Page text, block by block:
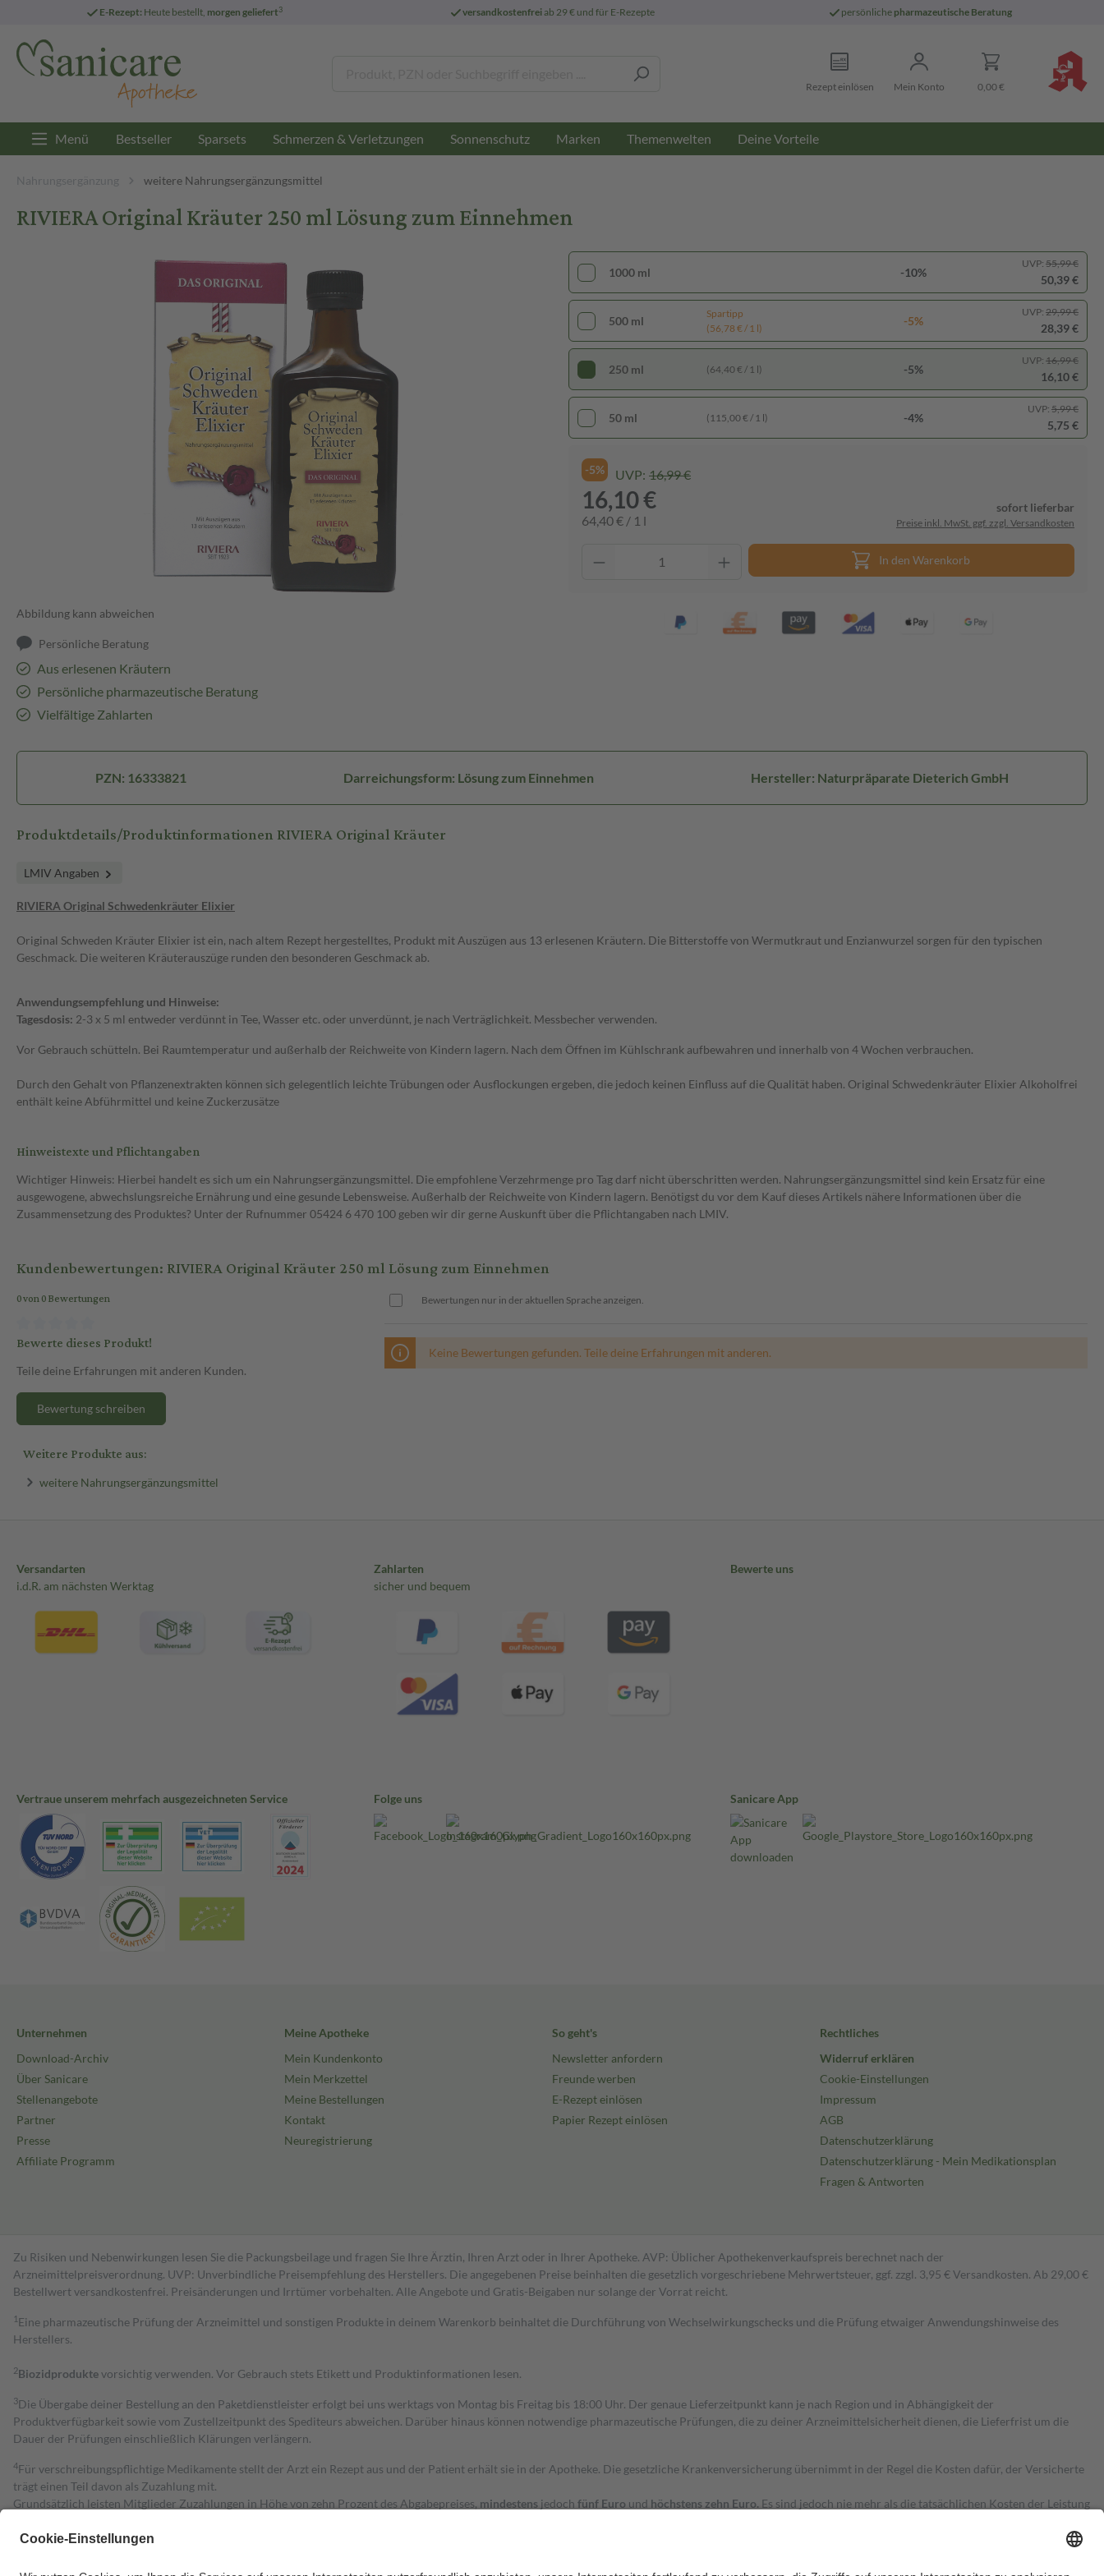
E-Rezept: Heute bestellt, morgen geliefert3 versandkostenfreiab 29 € und für E-Rezepte persönliche pharmazeutische Beratung
Rezept einlösen Mein Konto 0,00 €
Menü Bestseller Sparsets Schmerzen & Verletzungen Sonnenschutz Marken Themenwelten Deine Vorteile
Nahrungsergänzung weitere Nahrungsergänzungsmittel
RIVIERA Original Kräuter 250 ml Lösung zum Einnehmen
Abbildung kann abweichen
Persönliche Beratung
Aus erlesenen Kräutern
Persönliche pharmazeutische Beratung
Vielfältige Zahlarten
1000 ml -10%
UVP: 55,99 €
50,39 €
500 ml
Spartipp
(56,78 € / 1 l)
-5%
UVP: 29,99 €
28,39 €
250 ml (64,40 € / 1 l) -5%
UVP: 16,99 €
16,10 €
50 ml (115,00 € / 1 l) -4%
UVP: 5,99 €
5,75 €
-5% UVP: 16,99 €
16,10 €
64,40 € / 1 l
sofort lieferbar
Preise inkl. MwSt. ggf. zzgl. Versandkosten
In den Warenkorb
PZN: 16333821 Darreichungsform: Lösung zum Einnehmen Hersteller: Naturpräparate Dieterich GmbH
Produktdetails/Produktinformationen RIVIERA Original Kräuter
LMIV Angaben
RIVIERA Original Schwedenkräuter Elixier
Original Schweden Kräuter Elixier ist ein, nach altem Rezept hergestelltes, Produkt mit Auszügen aus 13 erlesenen Kräutern. Die Bitterstoffe von Wermutkraut und Enzianwurzel sorgen für den typischen
Geschmack. Die weiteren Kräuterauszüge runden den besonderen Geschmack ab.
Anwendungsempfehlung und Hinweise:
Tagesdosis: 2-3 x 5 ml entweder verdünnt in Tee, Wasser etc. oder unverdünnt, je nach Verträglichkeit. Messbecher verwenden.
Vor Gebrauch schütteln. Bei Raumtemperatur und außerhalb der Reichweite von Kindern lagern. Nach dem Öffnen im Kühlschrank aufbewahren und innerhalb von 4 Wochen verbrauchen.
Durch den Gehalt von Pflanzenextrakten können sich gelegentlich leichte Trübungen oder Ausflockungen ergeben, die jedoch keinen Einfluss auf die Qualität haben. Original Schwedenkräuter Elixier Alkoholfrei
enthält keine Abführmittel und keine Zuckerzusätze
Hinweistexte und Pflichtangaben
Wichtiger Hinweis: Hierbei handelt es sich um ein Nahrungsergänzungsmittel. Die empfohlene Verzehrmenge pro Tag darf nicht überschritten werden. Nahrungsergänzungsmittel sind kein Ersatz für eine
ausgewogene, abwechslungsreiche Ernährung und eine gesunde Lebensweise. Außerhalb der Reichweite von Kindern lagern. Benötigst du vor dem Kauf dieses Artikels nähere Informationen über die
Zusammensetzung des Produktes? Unter der Rufnummer 05424 6 470 100 geben wir dir gerne Auskunft über die Pflichtangaben nach LMIV.
Kundenbewertungen: RIVIERA Original Kräuter 250 ml Lösung zum Einnehmen
0 von 0 Bewertungen
Bewerte dieses Produkt!
Teile deine Erfahrungen mit anderen Kunden.
Bewertung schreiben
Bewertungen nur in der aktuellen Sprache anzeigen.
Keine Bewertungen gefunden. Teile deine Erfahrungen mit anderen.
Weitere Produkte aus:
weitere Nahrungsergänzungsmittel
Versandarten
i.d.R. am nächsten Werktag
Zahlarten
sicher und bequem
Bewerte uns
Vertraue unserem mehrfach ausgezeichneten Service Folge uns Sanicare App
Unternehmen
Download-Archiv
Über Sanicare
Stellenangebote
Partner
Presse
Affiliate Programm
Meine Apotheke
Mein Kundenkonto
Mein Merkzettel
Meine Bestellungen
Kontakt
Neuregistrierung
So geht's
Newsletter anfordern
Freunde werben
E-Rezept einlösen
Papier Rezept einlösen
Rechtliches
Widerruf erklären
Cookie-Einstellungen
Impressum
AGB
Datenschutzerklärung
Datenschutzerklärung - Mein Medikationsplan
Fragen & Antworten
Zu Risiken und Nebenwirkungen lesen Sie die Packungsbeilage und fragen Sie Ihre Ärztin, Ihren Arzt oder in Ihrer Apotheke. AVP: Üblicher Apothekenverkaufspreis berechnet nach der
Arzneimittelpreisverordnung. UVP: Unverbindliche Preisempfehlung des Herstellers. Die angegebenen Preise beinhalten die gesetzlich vorgeschriebene Mehrwertsteuer, ggf. zzgl. 3,95 € Versandkosten. Ab 29,00 €
Bestell­wert versand­kosten­frei. Preisänderungen und Irrtümer vorbehalten. Alle Angebote und Gratis-Beigaben nur solange der Vorrat reicht.
1 Eine pharmazeutische Prüfung der Arzneimittel und sonstigen Produkte in deinem Warenkorb beinhaltet die Durchführung von Wechselwirkungschecks und die Prüfung etwaiger Anwendungshinweise des
Herstellers.
2Biozidproduktevorsichtig verwenden. Vor Gebrauch stets Etikett und Produktinformationen lesen.
3Die Übergabe deiner Bestellung an den Paketdienstleister erfolgt bei uns werktags von Montag bis Freitag bis 18:00 Uhr. Der genaue Lieferzeitpunkt kann je nach Region und in Abhängigkeit der
Produktverfügbarkeit sowie vom Zustellzeitpunkt des Spediteurs abweichen. Darüber hinaus können notwendige pharmazeutische Prüfungen, die zu deiner Arzneimittelsicherheit dienen, die Lieferfrist um die
Dauer der Prüfungen einschließlich Klärungen verlängern.
4Für verschreibungspflichtige Medikamente stellt der Arzt ein Rezept aus und der Patient erhält sie in der Apotheke. Die gesetzliche Krankenversicherung übernimmt in der Regel die Kosten dafür, der Versicherte
trägt einen Teil davon als Zuzahlung mit.
Grundsätzlich leisten Mitglieder Zuzahlungen in Höhe von zehn Prozent des Abgabepreises, mindestens jedoch fünf Euro und höchstens zehn Euro. Es sind jedoch nie mehr als die tatsächlichen Kosten der Leistung
Diese Regeln gelten grundsätzlich auch für Online-Apotheken.
Um das Engagement der Versicherten für ihre eigene Gesundheit zu stärken und die besondere Stellung der Familie zu unterstützen, fallenkeine Zuzahlungen an bei: